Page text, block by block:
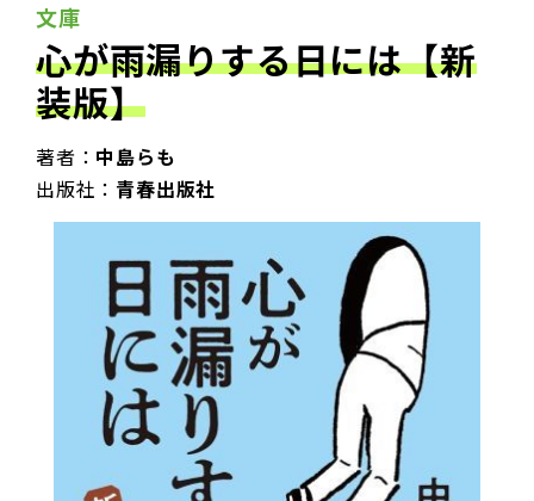
文庫
心が雨漏りする日には【新
装版】
著者： 中島らも
出版社： 青春出版社